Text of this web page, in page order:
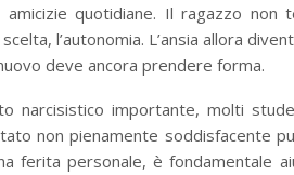
quotidiane. Il ragazzo non
l’autonomia. L’ansia allora
deve ancora prendere forma.
narcisistico importante, molti
non pienamente soddisfacente
ferita personale, è fondamentale